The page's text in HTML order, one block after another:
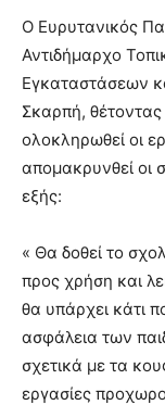
Ο Ευρυτανικός
Αντιδήμαρχο
Εγκαταστάσεων
Σκαρπή,
ολοκληρωθεί οι
απομακρυνθεί οι
εξής:
« Θα δοθεί το
προς χρήση και
θα υπάρχει κάτι
ασφάλεια των
σχετικά με τα
εργασίες